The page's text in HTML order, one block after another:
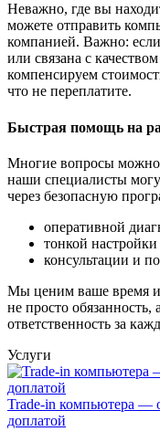
Неважно, где вы
можете отправить
компанией. Важно:
или связана с
компенсируем
что не переплатите.
Быстрая помощь на
Многие вопросы можно
наши специалисты
через безопасную
оперативной
тонкой
консультации и
Мы ценим ваше время
не просто обязанность,
ответственность за
Услуги
Trade-in компьютера —
доплатой